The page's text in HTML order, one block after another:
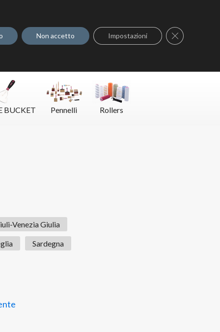
BUCKET Pennelli Rollers
Venezia Giulia
Sardegna
Non accetto Impostazioni Close GDPR